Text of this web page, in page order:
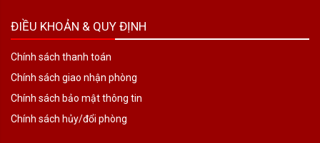
ĐIỀU KHOẢN & QUY ĐỊNH
Chính sách thanh toán
Chính sách giao nhận phòng
Chính sách bảo mật thông tin
Chính sách hủy/đổi phòng